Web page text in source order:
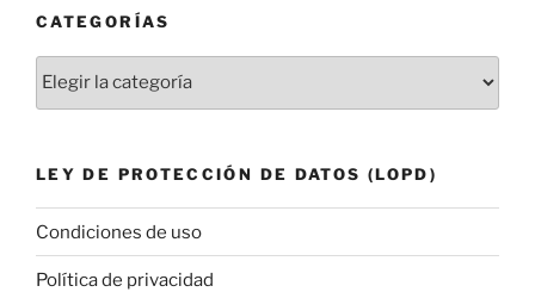
CATEGORÍAS
LEY DE PROTECCIÓN DE DATOS (LOPD)
Condiciones de uso
Política de privacidad